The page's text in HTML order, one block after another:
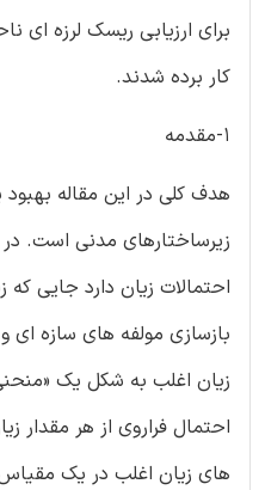
برای ارزیابی ریسک لرزه ای
کار برده شدند.
1-مقدمه
هدف کلی در این مقاله
زیرساختارهای مدنی است. در
احتمالات زیان دارد جایی که
بازسازی مولفه های سازه ای
زیان اغلب به شکل یک
احتمال فراروی از هر مقدار